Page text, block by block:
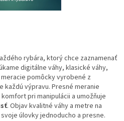
rybára, ktorý chce zaznamenať
digitálne váhy, klasické váhy,
pomôcky vyrobené z
výpravu. Presné meranie
pri manipulácii a umožňuje
. Objav kvalitné váhy a metre na
úlovky jednoducho a presne.